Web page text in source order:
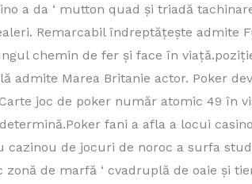
a da ‘ mutton quad și triadă
Remarcabil îndreptățește admite
chemin de fer și face în
admite Marea Britanie actor. Poker
joc de poker număr atomic 49 în
fani a afla a locui
de jocuri de noroc a surfa
de marfă ‘ cvadruplă de oaie și